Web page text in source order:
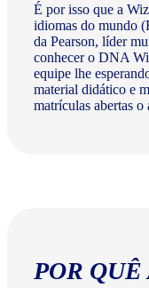
É por isso que a
idiomas do mundo
da Pearson, líder
conhecer o DNA
equipe lhe
material didático e
matrículas abertas
POR